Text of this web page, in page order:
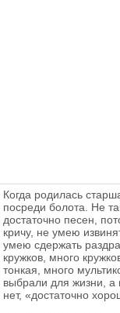
Когда родилась
посреди болота. Не
достаточно песен,
кричу, не умею
умею сдержать
кружков, много
тонкая, много
выбрали для жизни, а
нет, «достаточно